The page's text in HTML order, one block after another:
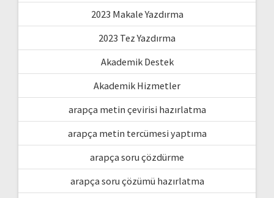
2023 Makale Yazdırma
2023 Tez Yazdırma
Akademik Destek
Akademik Hizmetler
arapça metin çevirisi hazırlatma
arapça metin tercümesi yaptıma
arapça soru çözdürme
arapça soru çözümü hazırlatma